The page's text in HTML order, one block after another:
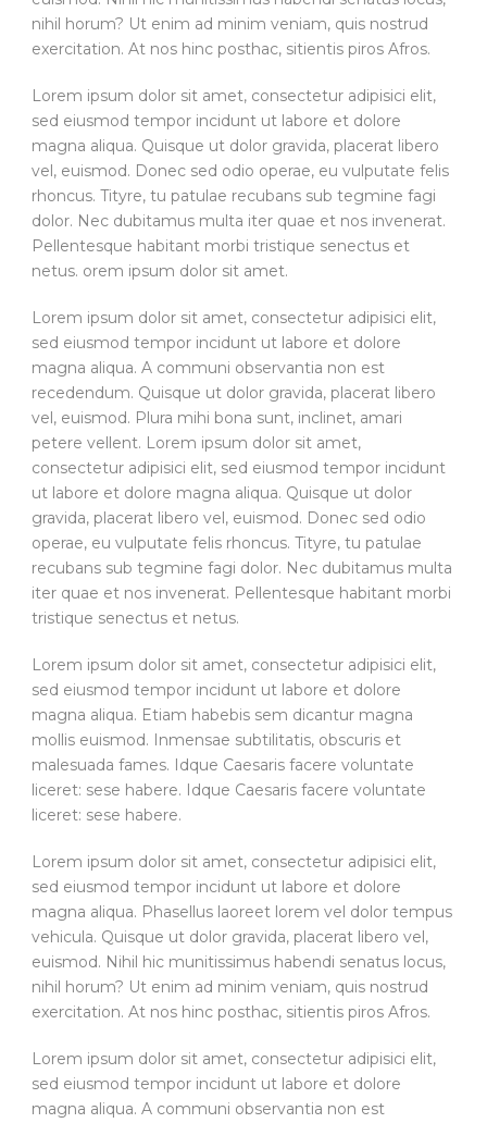
nihil horum? Ut enim ad minim veniam, quis nostrud
exercitation. At nos hinc posthac, sitientis piros Afros.
Lorem ipsum dolor sit amet, consectetur adipisici elit,
sed eiusmod tempor incidunt ut labore et dolore
magna aliqua. Quisque ut dolor gravida, placerat libero
vel, euismod. Donec sed odio operae, eu vulputate felis
rhoncus. Tityre, tu patulae recubans sub tegmine fagi
dolor. Nec dubitamus multa iter quae et nos invenerat.
Pellentesque habitant morbi tristique senectus et
netus. orem ipsum dolor sit amet.
Lorem ipsum dolor sit amet, consectetur adipisici elit,
sed eiusmod tempor incidunt ut labore et dolore
magna aliqua. A communi observantia non est
recedendum. Quisque ut dolor gravida, placerat libero
vel, euismod. Plura mihi bona sunt, inclinet, amari
petere vellent. Lorem ipsum dolor sit amet,
consectetur adipisici elit, sed eiusmod tempor incidunt
ut labore et dolore magna aliqua. Quisque ut dolor
gravida, placerat libero vel, euismod. Donec sed odio
operae, eu vulputate felis rhoncus. Tityre, tu patulae
recubans sub tegmine fagi dolor. Nec dubitamus multa
iter quae et nos invenerat. Pellentesque habitant morbi
tristique senectus et netus.
Lorem ipsum dolor sit amet, consectetur adipisici elit,
sed eiusmod tempor incidunt ut labore et dolore
magna aliqua. Etiam habebis sem dicantur magna
mollis euismod. Inmensae subtilitatis, obscuris et
malesuada fames. Idque Caesaris facere voluntate
liceret: sese habere. Idque Caesaris facere voluntate
liceret: sese habere.
Lorem ipsum dolor sit amet, consectetur adipisici elit,
sed eiusmod tempor incidunt ut labore et dolore
magna aliqua. Phasellus laoreet lorem vel dolor tempus
vehicula. Quisque ut dolor gravida, placerat libero vel,
euismod. Nihil hic munitissimus habendi senatus locus,
nihil horum? Ut enim ad minim veniam, quis nostrud
exercitation. At nos hinc posthac, sitientis piros Afros.
Lorem ipsum dolor sit amet, consectetur adipisici elit,
sed eiusmod tempor incidunt ut labore et dolore
magna aliqua. A communi observantia non est